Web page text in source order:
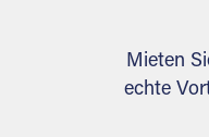
Mieten
echte